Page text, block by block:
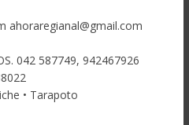
ahoraregianal@gmail.com
042 587749, 942467926
• Tarapoto